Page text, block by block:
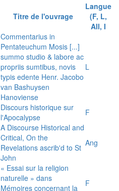
Titre de l'ouvrage
Langue
(F, L,
All, I
Commentarius in
Pentateuchum Mosis [...]
summo studio & labore ac
propriis sumtibus, novis
typis edente Henr. Jacobo
van Bashuysen
Hanoviense
L
Discours historique sur
l'Apocalypse
F
A Discourse Historical and
Critical, On the
Revelations ascrib'd to St
John
Ang
« Essai sur la religion
naturelle » dans
Mémoires concernant la
F